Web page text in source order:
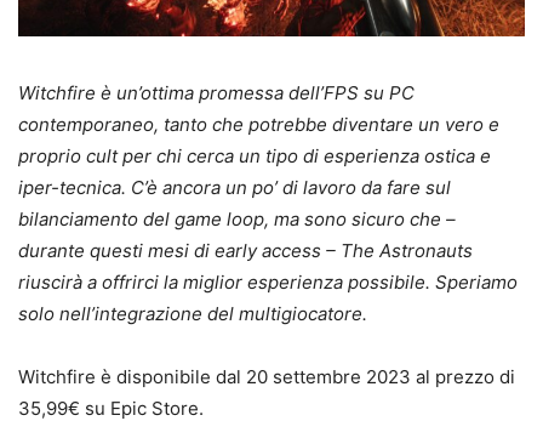
Witchfire è un’ottima promessa dell’FPS su PC
contemporaneo, tanto che potrebbe diventare un vero e
proprio cult per chi cerca un tipo di esperienza ostica e
iper-tecnica. C’è ancora un po’ di lavoro da fare sul
bilanciamento del game loop, ma sono sicuro che –
durante questi mesi di early access – The Astronauts
riuscirà a offrirci la miglior esperienza possibile. Speriamo
solo nell’integrazione del multigiocatore.
Witchfire è disponibile dal 20 settembre 2023 al prezzo di
35,99€ su Epic Store.